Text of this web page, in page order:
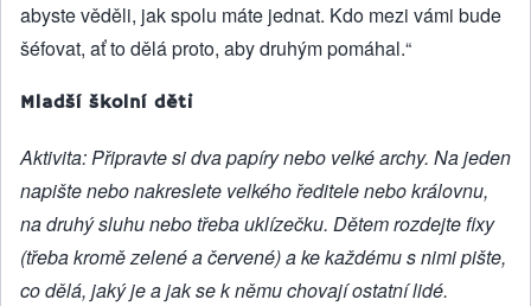
abyste věděli, jak spolu máte jednat. Kdo mezi vámi bude
šéfovat, ať to dělá proto, aby druhým pomáhal.“
Mladší školní děti
Aktivita: Připravte si dva papíry nebo velké archy. Na jeden
napište nebo nakreslete velkého ředitele nebo královnu,
na druhý sluhu nebo třeba uklízečku. Dětem rozdejte fixy
(třeba kromě zelené a červené) a ke každému s nimi pište,
co dělá, jaký je a jak se k němu chovají ostatní lidé.